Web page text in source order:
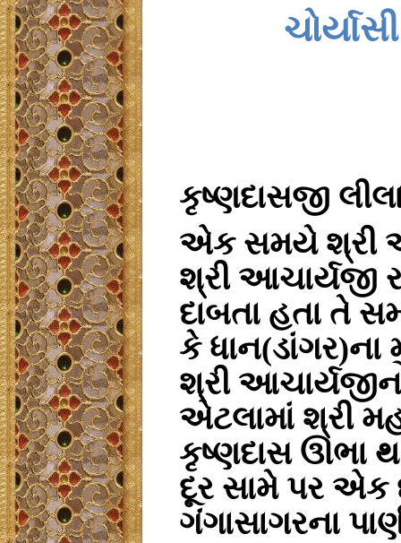
ચોર્યાસી
કૃષ્ણદાસજી
એક સમયે શ્રી
શ્રી આચાર્યજી
દાબતા હતા તે
કે ધાન(ડાંગર)ના
શ્રી
એટલામાં શ્રી
કૃષ્ણદાસ ઊભા
દૂર સામે પર એક
ગંગાસાગરના